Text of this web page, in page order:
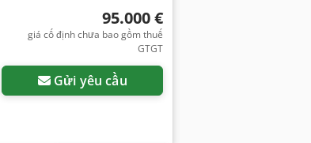
95.000 €
giá cố định chưa bao gồm thuế
GTGT
Gửi yêu cầu